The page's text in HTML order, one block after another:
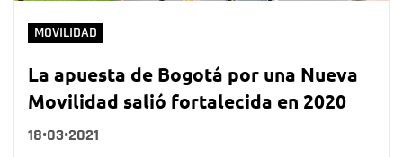
MOVILIDAD
La apuesta de Bogotá por una Nueva
Movilidad salió fortalecida en 2020
18•03•2021